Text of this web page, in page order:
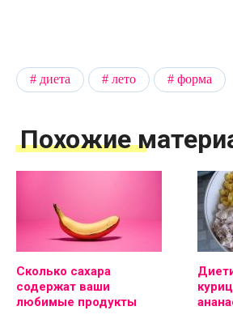
диета лето форма
Похожие
Сколько сахара
содержат ваши
любимые продукты